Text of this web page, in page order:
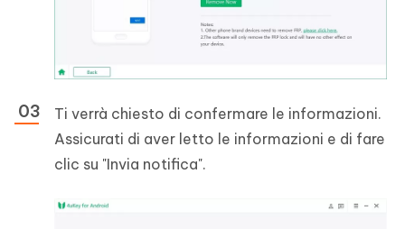
Ti verrà chiesto di confermare le informazioni.
Assicurati di aver letto le informazioni e di fare
clic su "Invia notifica".